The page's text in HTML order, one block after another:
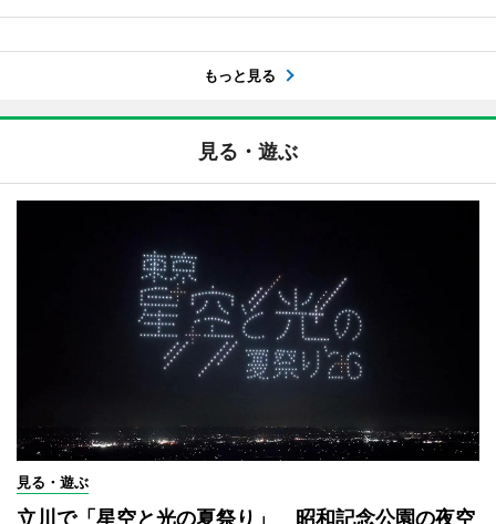
もっと見る
見る・遊ぶ
見る・遊ぶ
立川で「星空と光の夏祭り」 昭和記念公園の夜空